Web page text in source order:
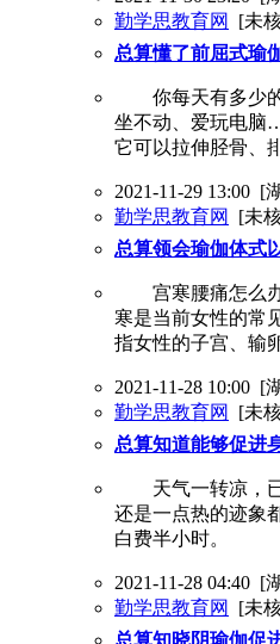
勤学思教育网
[未
总算懂了前屈式瑜
你每天有多少的
坐不动、爱玩电脑
它可以拉伸胫骨、
2021-11-29 13:00 [
勤学思教育网
[未
总算领会瑜伽体式
宫寒腰痛怎么办
寒是当前女性的常
指女性的子宫、输
2021-11-28 10:00 [
勤学思教育网
[未
总算知道能够促进
天气一转凉，已
还是一点热的迹象
白费半小时。
2021-11-28 04:40 [
勤学思教育网
[未
总算知晓阴瑜伽促